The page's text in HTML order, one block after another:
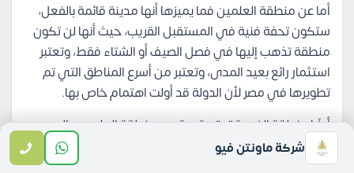
أما عن منطقة العلمين فما يميزها أنها مدينة قائمة بالفعل،
ستكون تحفة فنية في المستقبل القريب، حيث أنها لن تكون
منطقة تذهب إليها في فصل الصيف أو الشتاء فقط، وتعتبر
استثمار رائع بعيد المدى، وتعتبر من أسرع المناطق التي تم
تطويرها في مصر لأن الدولة قد أولت اهتمام خاص بها.
أيضًا منطقة الضبعة تعتبر قريبة من منطقة العلمين واليوم
هي من أهم المناطق المتواجدة في منطقة الساحل
الشمالي لأن مشاريع مدينة العلمين تعتبر من أهم المشاريع
شركة ماونتن فيو